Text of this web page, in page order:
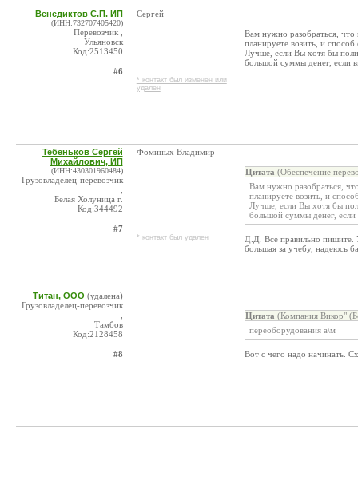
Венедиктов С.П. ИП
(ИНН:732707405420)
Перевозчик ,
Ульяновск
Код:2513450
#6
Сергей
* контакт был изменен или
удален
Вам нужно разобраться,
планируете возить, и
Лучше, если Вы хотя бы
большой суммы денег, если
Тебеньков Сергей
Михайлович, ИП
(ИНН:430301960484)
Грузовладелец-перевозчик
Белая Холуница г.
Код:344492
#7
Фоминых Владимир
* контакт был удален
Цитата (Обеспечение
Вам нужно разобраться,
планируете возить, и
Лучше, если Вы хотя бы
большой суммы денег, если
Д.Д. Все правильно пишите.
большая за учебу, надеюсь
Титан, ООО (удалена)
Грузовладелец-перевозчик
Тамбов
Код:2128458
#8
Цитата (Компания Викор"
переоборудования а\м
Вот с чего надо начинать.